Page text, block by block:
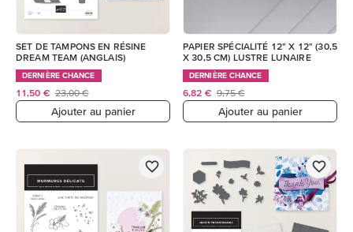
SET DE TAMPONS EN RÉSINE
DREAM TEAM (ANGLAIS)
DERNIÈRE CHANCE
11,50 € 23,00 €
Ajouter au panier
PAPIER SPÉCIALITÉ 12" X 12" (30,5
X 30,5 CM) LUSTRE LUNAIRE
DERNIÈRE CHANCE
6,82 € 9,75 €
Ajouter au panier